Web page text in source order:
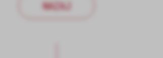
NAZAJ